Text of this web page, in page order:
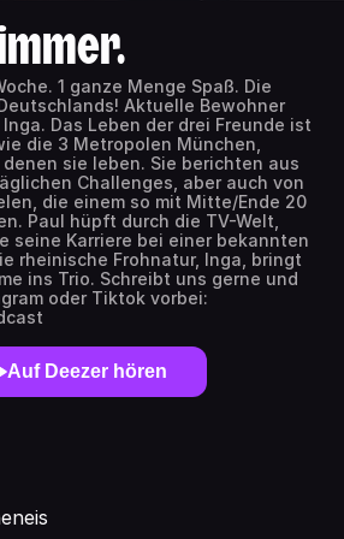
1 ganze Menge Spaß. Die
Aktuelle Bewohner
Das Leben der drei Freunde ist
die 3 Metropolen München,
denen sie leben. Sie berichten aus
Challenges, aber auch von
die einem so mit Mitte/Ende 20
Paul hüpft durch die TV-Welt,
seine Karriere bei einer bekannten
rheinische Frohnatur, Inga, bringt
ins Trio. Schreibt uns gerne und
oder Tiktok vorbei:
Auf Deezer hören